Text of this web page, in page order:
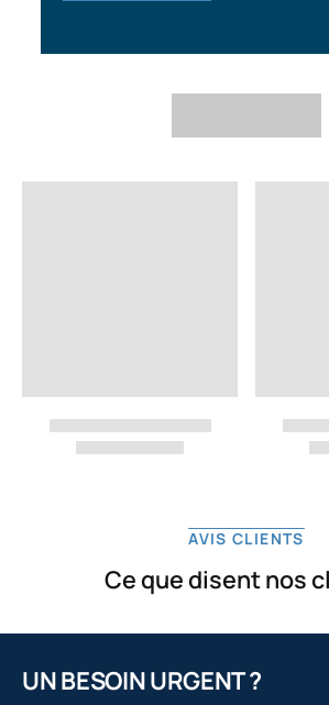
AVIS CLIENTS
Ce que disent nos
UN BESOIN URGENT ?